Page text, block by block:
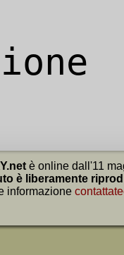
è online dall'11
è liberamente
informazione